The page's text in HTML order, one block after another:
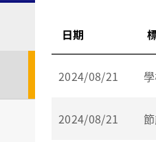
日期
2024/08/21
2024/08/21